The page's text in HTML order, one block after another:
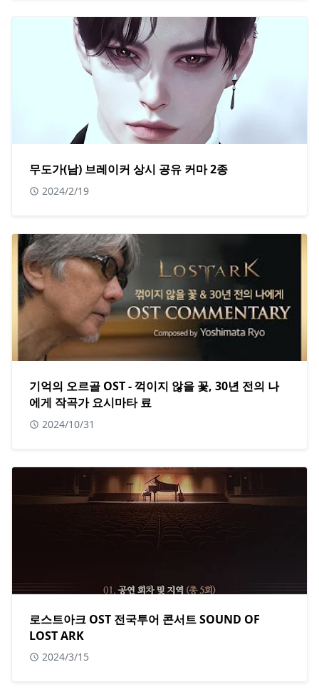
무도가(남) 브레이커 상시 공유 커마 2종
2024/2/19
기억의 오르골 OST - 꺽이지 않을 꽃, 30년 전의 나
에게 작곡가 요시마타 료
2024/10/31
로스트아크 OST 전국투어 콘서트 SOUND OF
LOST ARK
2024/3/15